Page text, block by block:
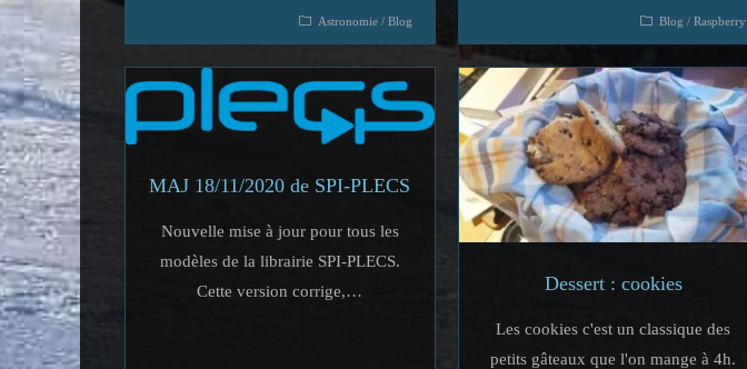
Astronomie/ Blog Blog / Raspberry
MAJ 18/11/2020 de SPI-PLECS
Nouvelle mise à jour pour tous les
modèles de la librairie SPI-PLECS.
Cette version corrige,…
Dessert : cookies
Les cookies c'est un classique des
petits gâteaux que l'on mange à 4h.